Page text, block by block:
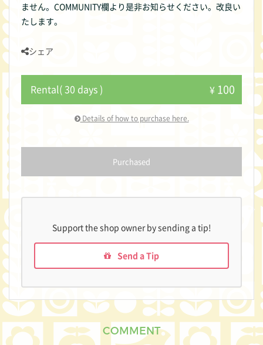
ません。COMMUNITY欄より是非お知らせください。改良い
たします。
シェア
Rental( 30 days ) ¥ 100
Details of how to purchase here.
Purchased
Support the shop owner by sending a tip!
Send a Tip
COMMENT